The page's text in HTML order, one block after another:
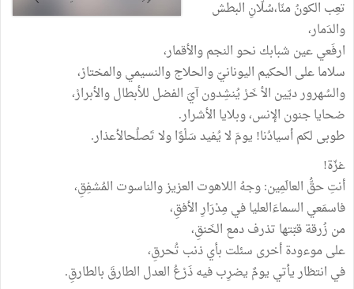
تعِب الكونُ منّا،سُلّانِ البطش
والدَمار،
ارفَعي عين شبابك نحو النجم والأقمار،
سلاما على الحكيم اليونانيّ والحلاج والنسيمي والمختارْ،
والسُهرور ديّين الأ خَرْ يُنشِدون آيَ الفضل للأبطال والأبرارْ،
ضحايا جنون الإنس، وبلايا الأشرار.
طوبى لكم أسيادُنا! يومَ لا يُفيد سَلْوًا ولا تَصلُحالأعذار.
غزّة!
أنتِ حقُّ العالَمِين: وجهُ اللاهوت العزيز والناسوت المُشفِقِ،
فاسمَعي السماءَالعليا في مِدْرَارِ الأفقِ،
من زُرقة قبّتها تذرف دمع الخَنقِ،
على موءودة أخرى سئلت بأي ذنب تُحرقِ،
في انتظار يأتي يومٌ يضرِب فيه ذَرْعُ العدل الطارقَ بالطارقِ.